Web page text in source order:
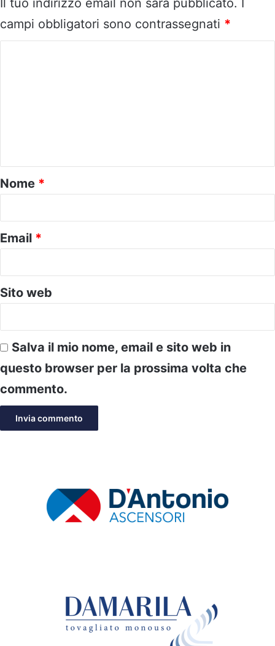
Il tuo indirizzo email non sarà pubblicato.
campi obbligatori sono contrassegnati *
o
*
Nome *
Email *
Sito web
Salva il mio nome, email e sito web in
questo browser per la prossima volta che
commento.